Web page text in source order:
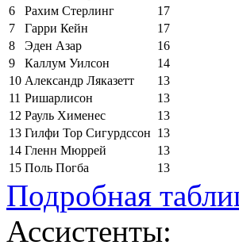
6
Рахим Стерлинг
17
7
Гарри Кейн
17
8
Эден Азар
16
9
Каллум Уилсон
14
10 Александр Ляказетт
13
11 Ришарлисон
13
12 Рауль Хименес
13
13 Гилфи Тор Сигурдссон 13
14 Гленн Мюррей
13
15 Поль Погба 13
Подробная
Ассистенты: